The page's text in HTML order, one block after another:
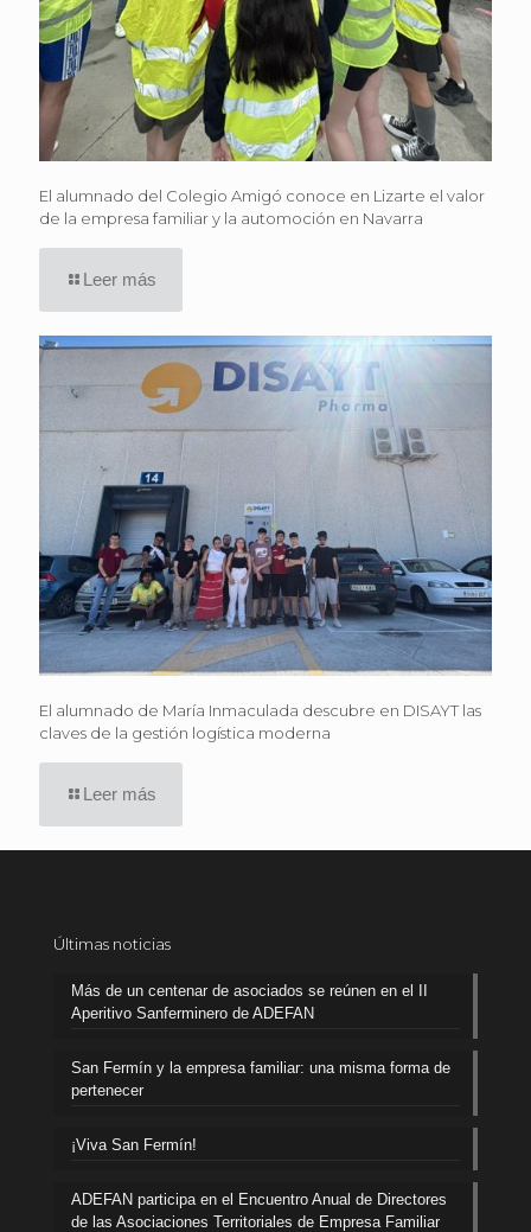
El alumnado del Colegio Amigó conoce en Lizarte el valor
de la empresa familiar y la automoción en Navarra
Leer más
El alumnado de María Inmaculada descubre en DISAYT las
claves de la gestión logística moderna
Leer más
Últimas noticias
Más de un centenar de asociados se reúnen en el II
Aperitivo Sanferminero de ADEFAN
San Fermín y la empresa familiar: una misma forma de
pertenecer
¡Viva San Fermín!
ADEFAN participa en el Encuentro Anual de Directores
de las Asociaciones Territoriales de Empresa Familiar